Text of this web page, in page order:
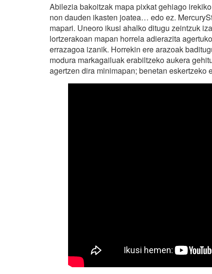
Abilezia bakoitzak mapa pixkat gehiago
non dauden ikasten joatea… edo ez.
mapari. Uneoro ikusi ahalko ditugu zeintzuk
lortzerakoan mapan horrela adierazita
errazagoa izanik. Horrekin ere arazoak
modura markagailuak erabiltzeko aukera
agertzen dira minimapan; benetan eskertzeko